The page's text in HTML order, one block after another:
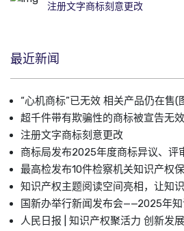
注册文字商标刻意更改
最近新闻
“心机商标”已无效 相关产品仍在售(
超千件带有欺骗性的商标被宣告无
注册文字商标刻意更改
商标局发布2025年度商标异议、评
最高检发布10件检察机关知识产权
知识产权主题阅读空间亮相，让知
国新办举行新闻发布会——2025年
人民日报 | 知识产权聚活力 创新发